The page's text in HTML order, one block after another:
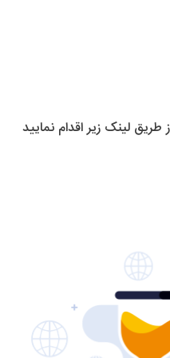
لینک زیر اقدام نمایید